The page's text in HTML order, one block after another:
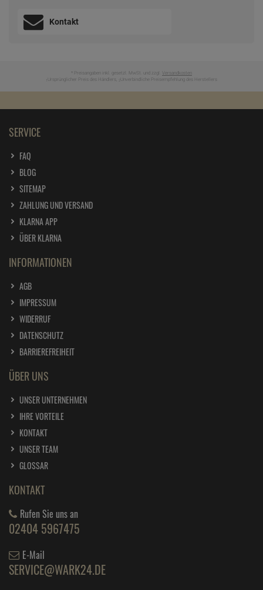
Kontakt
* Preisangaben inkl. gesetzl. MwSt. und zzgl. Versandkosten
Ursprünglicher Preis des Händlers, Unverbindliche Preisempfehlung des Herstellers
SERVICE
FAQ
BLOG
SITEMAP
ZAHLUNG UND VERSAND
KLARNA APP
ÜBER KLARNA
INFORMATIONEN
AGB
IMPRESSUM
WIDERRUF
DATENSCHUTZ
BARRIEREFREIHEIT
ÜBER UNS
UNSER UNTERNEHMEN
IHRE VORTEILE
KONTAKT
UNSER TEAM
GLOSSAR
KONTAKT
Rufen Sie uns an
02404 5967475
E-Mail
SERVICE@WARK24.DE